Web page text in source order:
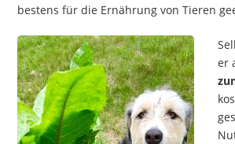
bestens für die Ernährung von Tieren
er